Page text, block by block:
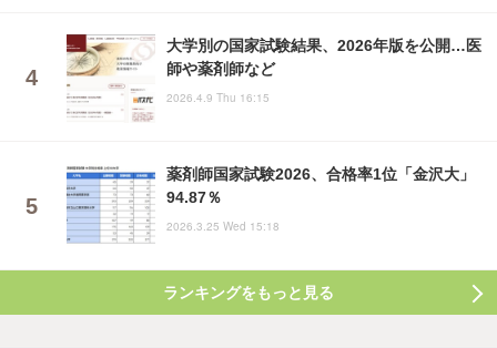
大学別の国家試験結果、2026年版を公開…医
師や薬剤師など
2026.4.9 Thu 16:15
薬剤師国家試験2026、合格率1位「金沢大」
94.87％
2026.3.25 Wed 15:18
ランキングをもっと見る